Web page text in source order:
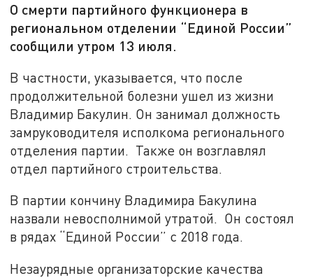
О смерти партийного функционера в
региональном отделении “Единой России”
сообщили утром 13 июля.
В частности, указывается, что после
продолжительной болезни ушел из жизни
Владимир Бакулин. Он занимал должность
замруководителя исполкома регионального
отделения партии. Также он возглавлял
отдел партийного строительства.
В партии кончину Владимира Бакулина
назвали невосполнимой утратой. Он состоял
в рядах “Единой России” с 2018 года.
Незаурядные организаторские качества